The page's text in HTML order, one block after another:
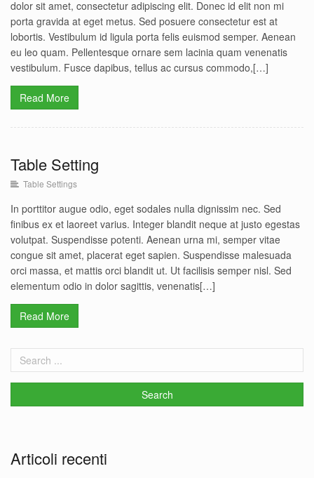
dolor sit amet, consectetur adipiscing elit. Donec id elit non mi
porta gravida at eget metus. Sed posuere consectetur est at
lobortis. Vestibulum id ligula porta felis euismod semper. Aenean
eu leo quam. Pellentesque ornare sem lacinia quam venenatis
vestibulum. Fusce dapibus, tellus ac cursus commodo,[…]
Read More
Table Settings
Table Setting
Table Settings
In porttitor augue odio, eget sodales nulla dignissim nec. Sed
finibus ex et laoreet varius. Integer blandit neque at justo egestas
volutpat. Suspendisse potenti. Aenean urna mi, semper vitae
congue sit amet, placerat eget sapien. Suspendisse malesuada
orci massa, et mattis orci blandit ut. Ut facilisis semper nisl. Sed
elementum odio in dolor sagittis, venenatis[…]
Read More
Articoli recenti